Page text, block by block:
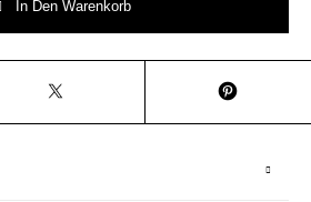
In Den Warenkorb